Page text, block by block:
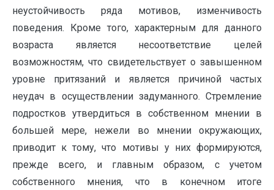
неустойчивость ряда мотивов, изменчивость
поведения. Кроме того, характерным для данного
воз­раста является несоответствие целей
возможностям, что свидетельствует о завы­шенном
уровне притязаний и является причиной частых
неудач в осуществлении задуманного. Стремление
подростков утвердиться в собственном мнении в
большей мере, нежели во мнении окружающих,
приводит к тому, что мотивы у них формиру­ются,
прежде всего, и главным образом, с учетом
собственного мнения, что в конеч­ном итоге